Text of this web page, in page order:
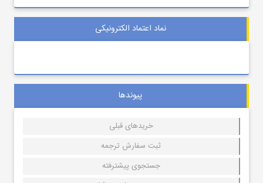
نماد اعتماد الکترونیکی
پیوندها
خریدهای قبلی
ثبت سفارش ترجمه
جستجوی پیشترفته